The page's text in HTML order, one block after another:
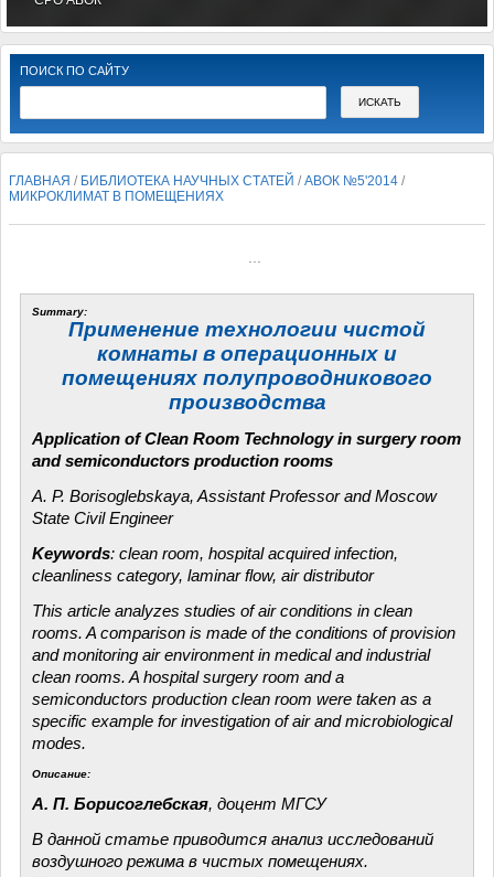
ПОИСК ПО САЙТУ
ГЛАВНАЯ / БИБЛИОТЕКА НАУЧНЫХ СТАТЕЙ /АВОК №5'2014 /
МИКРОКЛИМАТ В ПОМЕЩЕНИЯХ
Summary:
Применение технологии чистой
комнаты в операционных и
помещениях полупроводникового
производства
Application of Clean Room Technology in surgery room
and semiconductors production rooms
A. P. Borisoglebskaya, Assistant Professor and Moscow
State Civil Engineer
Keywords: clean room, hospital acquired infection,
cleanliness category, laminar flow, air distributor
This article analyzes studies of air conditions in clean
rooms. A comparison is made of the conditions of provision
and monitoring air environment in medical and industrial
clean rooms. A hospital surgery room and a
semiconductors production clean room were taken as a
specific example for investigation of air and microbiological
modes.
Описание:
А. П. Борисоглебская, доцент МГСУ
В данной статье приводится анализ исследований
воздушного режима в чистых помещениях.